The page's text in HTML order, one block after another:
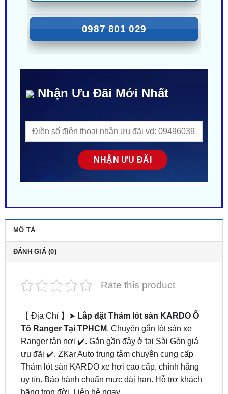
ZALO
0987 801 029
Nhận Ưu Đãi Mới Nhất
ĐÁNH GIÁ (0)
Rate this product
【 Địa Chỉ 】➤ Lắp đặt Thảm lót sàn KARDO Ô
Tô Ranger Tại TPHCM. Chuyên gắn lót sàn xe
Ranger tận nơi ✔️. Gắn gần đây ở tại Sài Gòn giá